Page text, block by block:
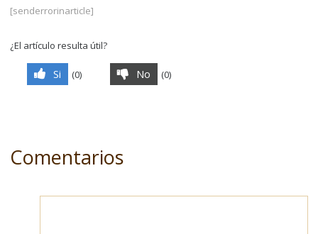
[senderrorinarticle]
¿El artículo resulta útil?
Si (0) No (0)
Comentarios